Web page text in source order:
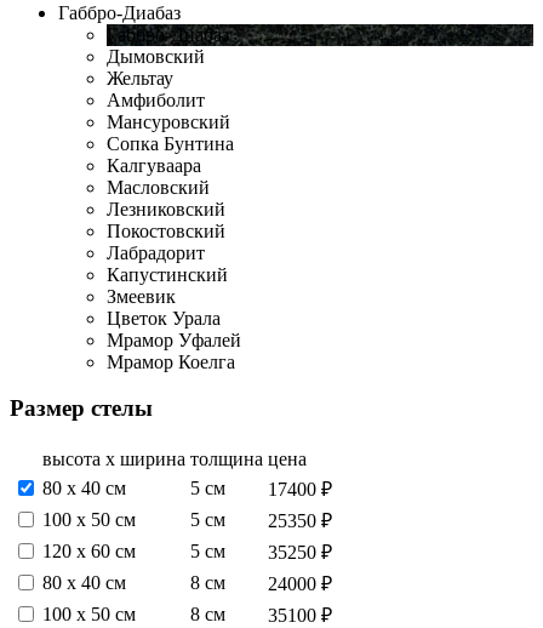
Габбро-Диабаз
Габбро-Диабаз
Дымовский
Жельтау
Амфиболит
Мансуровский
Сопка Бунтина
Калгуваара
Масловский
Лезниковский
Покостовский
Лабрадорит
Капустинский
Змеевик
Цветок Урала
Мрамор Уфалей
Мрамор Коелга
Размер стелы
высота х ширина толщина цена
80 х 40 см
5 см
17400 ₽
100 х 50 см
5 см
25350 ₽
120 х 60 см
5 см
35250 ₽
80 х 40 см
8 см
24000 ₽
100 х 50 см
8 см
35100 ₽